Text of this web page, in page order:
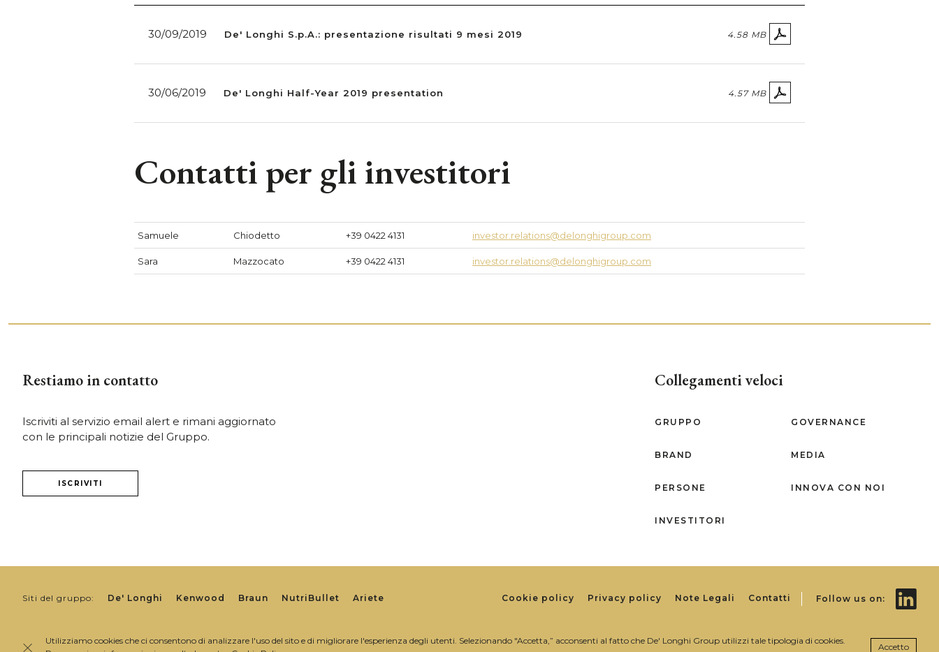
30/09/2019 De' Longhi S.p.A.: presentazione risultati 9 mesi 2019 4.58 MB
30/06/2019 De' Longhi Half-Year 2019 presentation 4.57 MB
Contatti per gli investitori
Samuele Chiodetto +39 0422 4131 investor.relations@delonghigroup.com
Sara Mazzocato +39 0422 4131 investor.relations@delonghigroup.com
Restiamo in contatto
Iscriviti al servizio email alert e rimani aggiornato
con le principali notizie del Gruppo.
ISCRIVITI
Collegamenti veloci
GRUPPO
BRAND
PERSONE
INVESTITORI
GOVERNANCE
MEDIA
INNOVA CON NOI
Siti del gruppo: De' Longhi Kenwood Braun NutriBullet Ariete
Footer
Cookie policy Privacy policy Note Legali Contatti Follow us on:
Utilizziamo cookies che ci consentono di analizzare l'uso del sito e di migliorare l'esperienza degli utenti. Selezionando "Accetta,” acconsenti al fatto che De' Longhi Group utilizzi tale tipologia di cookies.
Accetto